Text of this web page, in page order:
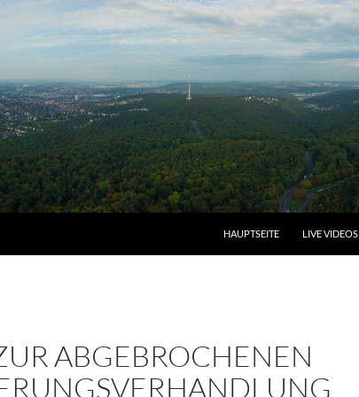
HAUPTSEITE LIVE VIDEOS
ABGEBROCHENEN